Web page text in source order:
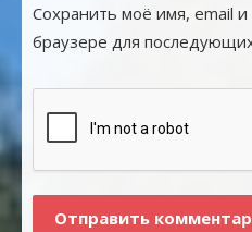
Сохранить моё имя, email и
браузере для